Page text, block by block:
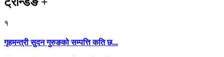
१
गृहमन्त्री सुदन गुरुङको सम्पत्ति कति छ...